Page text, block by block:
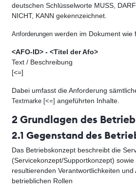
deutschen Schlüsselworte MUSS,
NICHT, KANN gekennzeichnet.
Anforderungen werden im Dokument wie
<AFO-ID> - <Titel der Afo>
Text / Beschreibung
[<=]
Dabei umfasst die Anforderung
Textmarke [<=] angeführten Inhalte.
2 Grundlagen des
2.1 Gegenstand des
Das Betriebskonzept beschreibt die
(Servicekonzept/Supportkonzept)
resultierenden Verantwortlichkeiten und
betrieblichen Rollen